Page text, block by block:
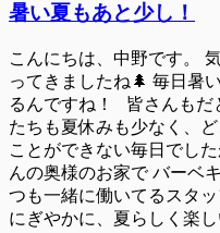
暑い夏もあと少し！
こんにちは、中野です。
ってきましたね🌲 毎日暑
るんですね！ 皆さんも
たちも夏休みも少なく、
ことができない毎日でし
んの奥様のお家で バーベ
つも一緒に働いてるスタ
にぎやかに、夏らしく楽